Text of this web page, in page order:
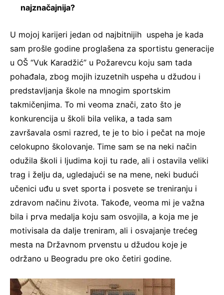
najznačajnija?
U mojoj karijeri jedan od najbitnijih uspeha je kada
sam prošle godine proglašena za sportistu generacije
u OŠ “Vuk Karadžić” u Požarevcu koju sam tada
pohađala, zbog mojih izuzetnih uspeha u džudou i
predstavljanja škole na mnogim sportskim
takmičenjima. To mi veoma znači, zato što je
konkurencija u školi bila velika, a tada sam
završavala osmi razred, te je to bio i pečat na moje
celokupno školovanje. Time sam se na neki način
odužila školi i ljudima koji tu rade, ali i ostavila veliki
trag i želju da, ugledajući se na mene, neki budući
učenici uđu u svet sporta i posvete se treniranju i
zdravom načinu života. Takođe, veoma mi je važna
bila i prva medalja koju sam osvojila, a koja me je
motivisala da dalje treniram, ali i osvajanje trećeg
mesta na Državnom prvenstu u džudou koje je
održano u Beogradu pre oko četiri godine.